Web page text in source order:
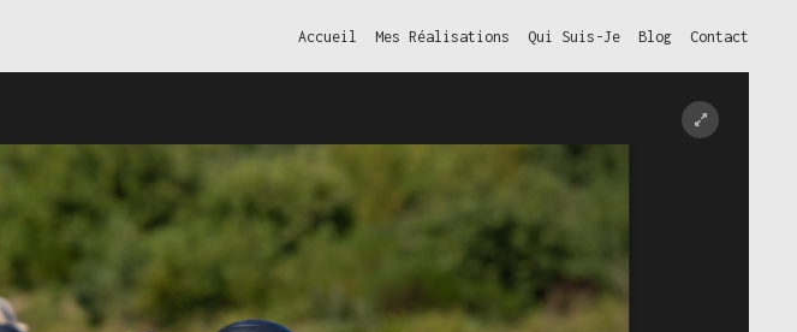
Accueil Mes Réalisations Qui Suis-Je Blog Contact